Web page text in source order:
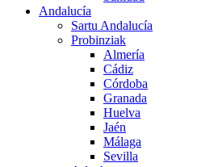
Andalucía
Sartu Andalucía
Probinziak
Almería
Cádiz
Córdoba
Granada
Huelva
Jaén
Málaga
Sevilla